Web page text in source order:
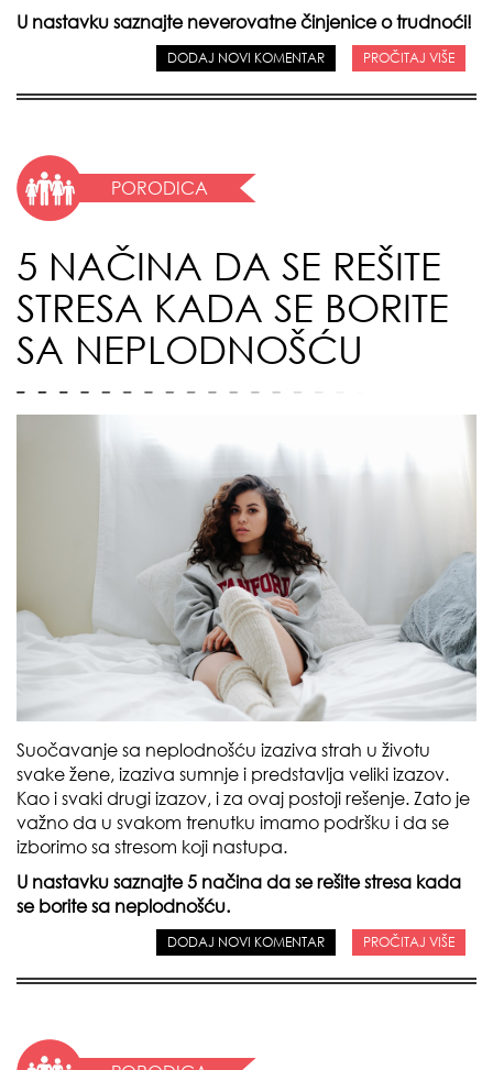
U nastavku saznajte neverovatne činjenice o trudnoći!
DODAJ NOVI KOMENTAR PROČITAJ VIŠE
PORODICA
5 NAČINA DA SE REŠITE
STRESA KADA SE BORITE
SA NEPLODNOŠĆU
Suočavanje sa neplodnošću izaziva strah u životu
svake žene, izaziva sumnje i predstavlja veliki izazov.
Kao i svaki drugi izazov, i za ovaj postoji rešenje. Zato je
važno da u svakom trenutku imamo podršku i da se
izborimo sa stresom koji nastupa.
U nastavku saznajte 5 načina da se rešite stresa kada
se borite sa neplodnošću.
DODAJ NOVI KOMENTAR PROČITAJ VIŠE